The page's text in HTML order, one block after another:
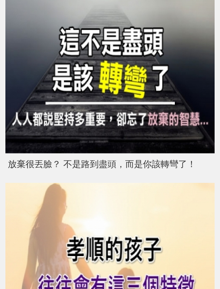
放棄很丟臉？ 不是路到盡頭，而是你該轉彎了！